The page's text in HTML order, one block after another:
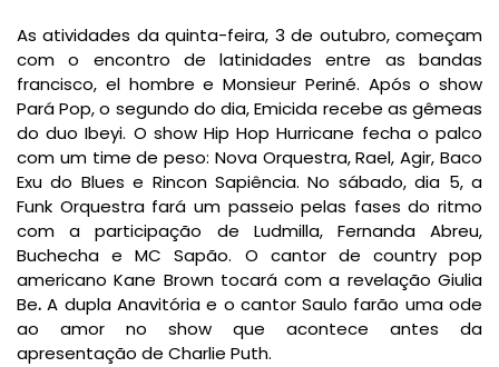
As atividades da quinta-feira, 3 de outubro, começam
com o encontro de latinidades entre as bandas
francisco, el hombre e Monsieur Periné. Após o show
Pará Pop, o segundo do dia, Emicida recebe as gêmeas
do duo Ibeyi. O show Hip Hop Hurricane fecha o palco
com um time de peso: Nova Orquestra, Rael, Agir, Baco
Exu do Blues e Rincon Sapiência. No sábado, dia 5, a
Funk Orquestra fará um passeio pelas fases do ritmo
com a participação de Ludmilla, Fernanda Abreu,
Buchecha e MC Sapão. O cantor de country pop
americano Kane Brown tocará com a revelação Giulia
Be.A dupla Anavitória e o cantor Saulo farão uma ode
ao amor no show que acontece antes da
apresentação de Charlie Puth.